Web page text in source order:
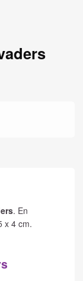
. En
x 4 cm.